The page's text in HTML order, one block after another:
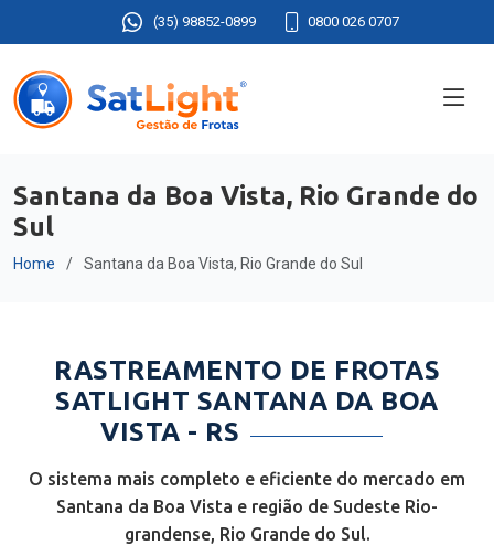
(35) 98852-0899 0800 026 0707
Santana da Boa Vista, Rio Grande do
Sul
Home Santana da Boa Vista, Rio Grande do Sul
RASTREAMENTO DE FROTAS
SATLIGHT SANTANA DA BOA
VISTA - RS
O sistema mais completo e eficiente do mercado em
Santana da Boa Vista e região de Sudeste Rio-
grandense, Rio Grande do Sul.